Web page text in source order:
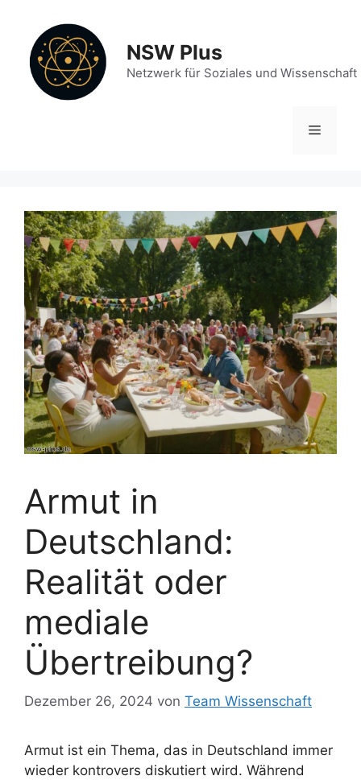
springen
NSW Plus
Netzwerk für Soziales und Wissenschaft
Menü
Armut in
Deutschland:
Realität oder
mediale
Übertreibung?
Dezember 26, 2024 von Team Wissenschaft
Armut ist ein Thema, das in Deutschland immer
wieder kontrovers diskutiert wird. Während